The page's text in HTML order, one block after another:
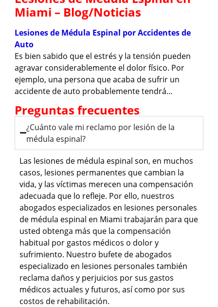
Miami – Blog/Noticias
Lesiones de Médula Espinal por Accidentes de
Auto
Es bien sabido que el estrés y la tensión pueden
agravar considerablemente el dolor físico. Por
ejemplo, una persona que acaba de sufrir un
accidente de auto probablemente tendrá…
Preguntas frecuentes
¿Cuánto vale mi reclamo por lesión de la
médula espinal?
Las lesiones de médula espinal son, en muchos
casos, lesiones permanentes que cambian la
vida, y las víctimas merecen una compensación
adecuada que lo refleje. Por ello, nuestros
abogados especializados en lesiones personales
de médula espinal en Miami trabajarán para que
usted obtenga más que la compensación
habitual por gastos médicos o dolor y
sufrimiento. Nuestro bufete de abogados
especializado en lesiones personales también
reclama daños y perjuicios por sus gastos
médicos actuales y futuros, así como por sus
costos de rehabilitación.